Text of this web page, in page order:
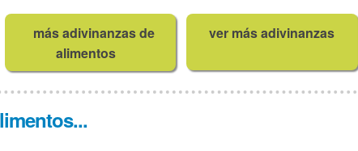
más adivinanzas de
alimentos
ver más adivinanzas